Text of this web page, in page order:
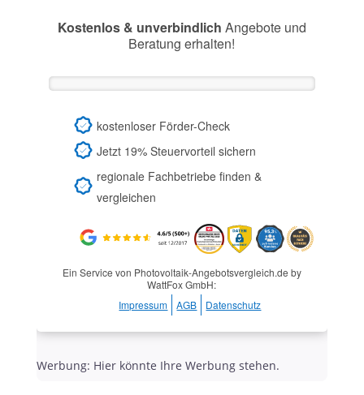
Kostenlos & unverbindlich Angebote und
Beratung erhalten!
kostenloser Förder-Check
Jetzt 19% Steuervorteil sichern
regionale Fachbetriebe finden &
vergleichen
Ein Service von Photovoltaik-Angebotsvergleich.de by
WattFox GmbH:
Impressum
AGB Datenschutz
Werbung: Hier könnte Ihre Werbung stehen.